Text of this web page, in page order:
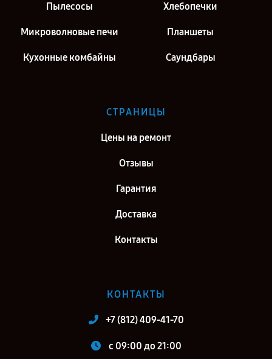
Пылесосы Хлебопечки
Микроволновые печи Планшеты
Кухонные комбайны Саундбары
СТРАНИЦЫ
Цены на ремонт
Отзывы
Гарантия
Доставка
Контакты
КОНТАКТЫ
+7 (812) 409-41-70
c 09:00 до 21:00